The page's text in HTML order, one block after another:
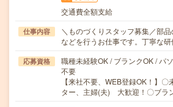
交通費全額支給
仕事内容
＼ものづくりスタッフ募集／部
などを行うお仕事です。丁寧な
応募資格
職種未経験OK / ブランクOK / パ
不要
【来社不要、WEB登録OK！】
ター、主婦(夫) 大歓迎！〇ブラ